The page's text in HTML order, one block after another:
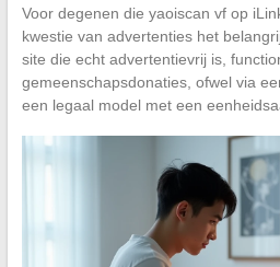
Voor degenen die yaoiscan vf op
kwestie van advertenties het
site die echt advertentievrij is,
gemeenschapsdonaties, ofwel via
een legaal model met een